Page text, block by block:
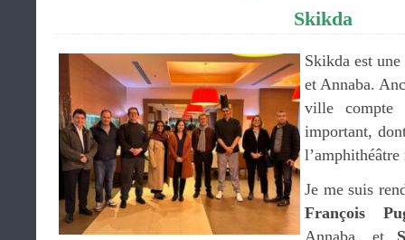
Skikda
Skikda est
et Annaba.
ville compte
important,
Je me suis
François
Annaba, et